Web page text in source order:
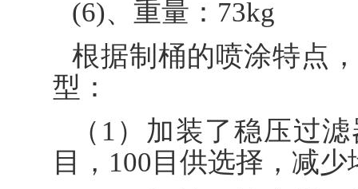
(6)、重量：73kg
根据制桶的喷涂特点
型：
（1）加装了稳压过
目，100目供选择，减